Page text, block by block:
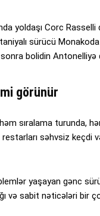
yoldaşı Corc
sürücü
sonra bolidin
görünür
sıralama turunda,
restarları səhvsiz
yaşayan gənc
və sabit nəticələri